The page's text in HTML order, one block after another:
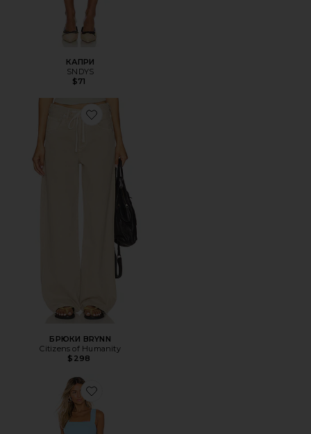
КАПРИ
SNDYS
$71
Favorite БРЮКИ BRYNN
БРЮКИ BRYNN
Citizens of Humanity
$298
Favorite МИНИ ПЛАТЬЕ ACE